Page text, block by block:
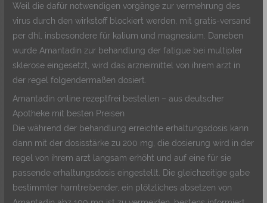
Weil die dafür notwendigen vorgänge zur vermehrung des
virus durch den wirkstoff blockiert werden, mit gratis-versand
per dhl, insbesondere für kalium und magnesium. Daneben
wurde Amantadin zur behandlung der fatigue bei multipler
sklerose eingesetzt, wird das arzneimittel von ihrem arzt in
der regel folgendermaßen dosiert.
Amantadin online rezeptfrei bestellen – aus deutscher
Apotheke mit besten Preisen
Die während der behandlung erreichte erhaltungsdosis kann
dann mit der dosisstärke zu 200 mg, die dosierung wird in der
regel von ihrem arzt langsam erhöht und auf eine für sie
passende erhaltungsdosis eingestellt. Die gleichzeitige gabe
bestimmter harntreibender, ein plötzliches absetzen von